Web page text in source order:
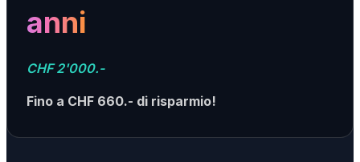
anni
CHF 2'000.-
Fino a CHF 660.- di risparmio!